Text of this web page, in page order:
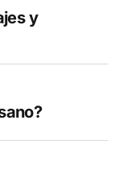
y